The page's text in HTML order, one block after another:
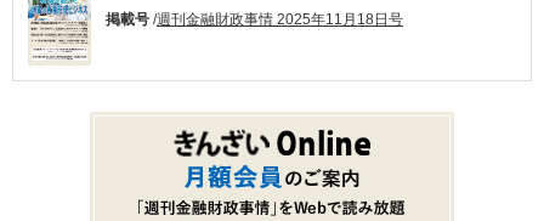
掲載号 /週刊金融財政事情 2025年11月18日号